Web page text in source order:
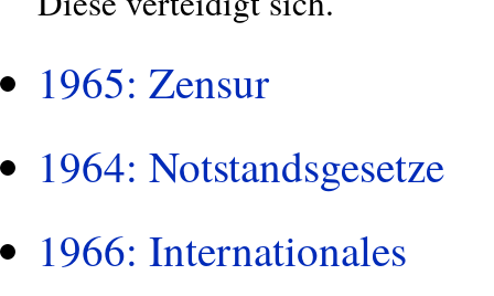
1965: Zensur
1964: Notstandsgesetze
1966: Internationales